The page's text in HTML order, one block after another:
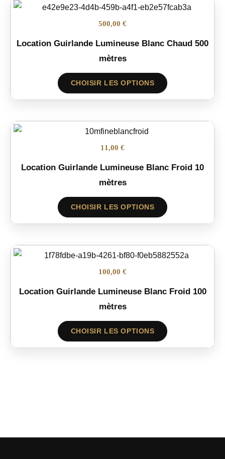
500,00 €
Location Guirlande Lumineuse Blanc Chaud 500
mètres
CHOISIR LES OPTIONS
11,00 €
Location Guirlande Lumineuse Blanc Froid 10
mètres
CHOISIR LES OPTIONS
100,00 €
Location Guirlande Lumineuse Blanc Froid 100
mètres
CHOISIR LES OPTIONS